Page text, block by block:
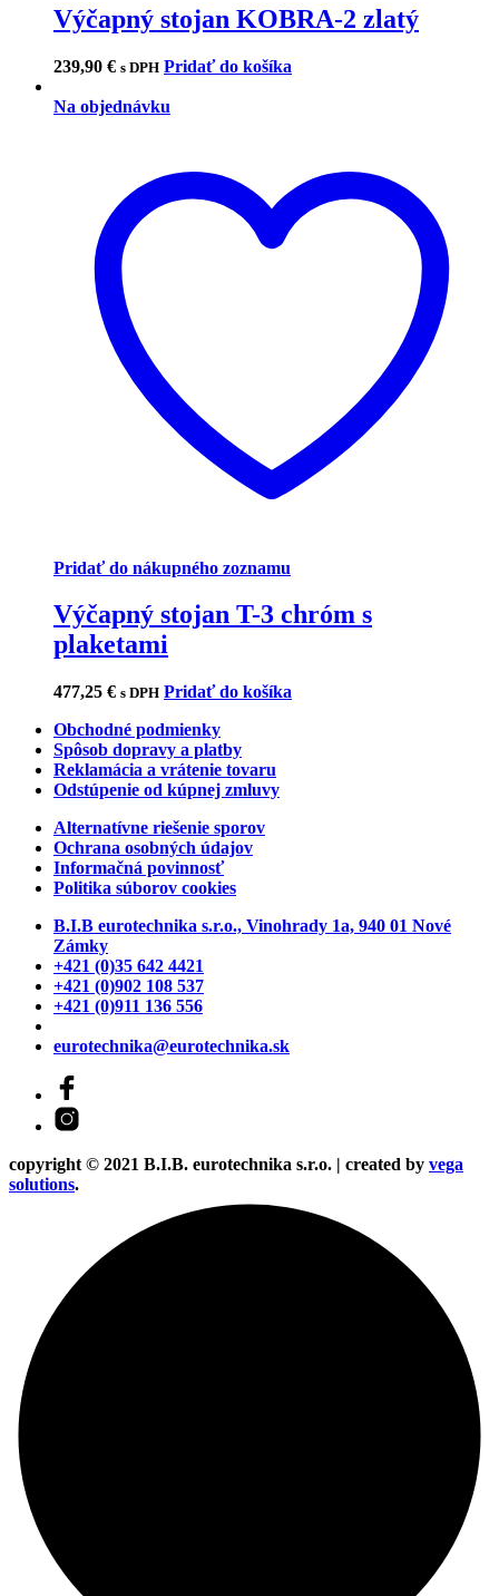
Výčapný stojan KOBRA-2 zlatý
239,90 € s DPH Pridať do košíka
Na objednávku
Pridať do nákupného zoznamu
Výčapný stojan T-3 chróm s
plaketami
477,25 € s DPH Pridať do košíka
Obchodné podmienky
Spôsob dopravy a platby
Reklamácia a vrátenie tovaru
Odstúpenie od kúpnej zmluvy
Alternatívne riešenie sporov
Ochrana osobných údajov
Informačná povinnosť
Politika súborov cookies
B.I.B eurotechnika s.r.o., Vinohrady 1a, 940 01 Nové
Zámky
+421 (0)35 642 4421
+421 (0)902 108 537
+421 (0)911 136 556
eurotechnika@eurotechnika.sk
copyright © 2021 B.I.B. eurotechnika s.r.o. | created by vega
solutions.